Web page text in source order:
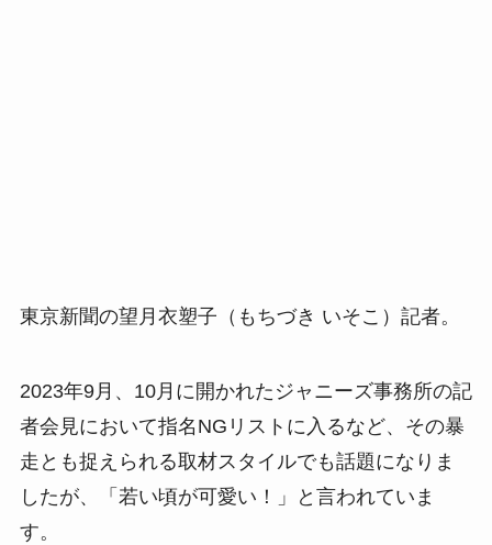
東京新聞の望月衣塑子（もちづき いそこ）記者。
2023年9月、10月に開かれたジャニーズ事務所の記
者会見において指名NGリストに入るなど、その暴
走とも捉えられる取材スタイルでも話題になりま
したが、「若い頃が可愛い！」と言われていま
す。